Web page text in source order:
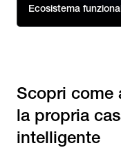
Ecosistema
Scopri come
la propria
intelligente